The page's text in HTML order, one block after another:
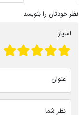
نظر خودتان را بنویسد
امتیاز
عنوان
نظر شما